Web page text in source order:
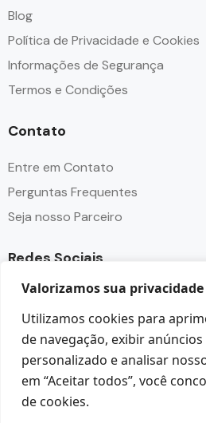
Valorizamos sua privacidade
Utilizamos cookies para
de navegação, exibir
personalizado e analisar
em “Aceitar todos”, você
de cookies.
Blog
Política de Privacidade e Cookies
Informações de Segurança
Termos e Condições
Contato
Entre em Contato
Perguntas Frequentes
Seja nosso Parceiro
Redes Sociais
© Copyright Angra Paradise Tour